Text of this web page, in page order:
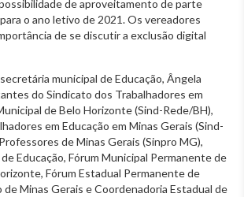
de aproveitamento de parte
o ano letivo de 2021. Os vereadores
de se discutir a exclusão digital
municipal de Educação, Ângela
do Sindicato dos Trabalhadores em
de Belo Horizonte (Sind-Rede/BH),
em Educação em Minas Gerais (Sind-
de Minas Gerais (Sinpro MG),
Educação, Fórum Municipal Permanente de
Fórum Estadual Permanente de
de Minas Gerais e Coordenadoria Estadual de